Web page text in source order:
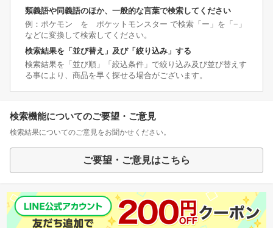
類義語や同義語のほか、一般的な言葉で検索してください
例：ポケモン を ポケットモンスター で検索「ー」を「−」
などに変換して検索してください。
検索結果を「並び替え」及び「絞り込み」する
検索結果を「並び順」「絞込条件」で絞り込み及び並び替えす
る事により、商品を早く探せる場合がございます。
検索機能についてのご要望・ご意見
検索結果についてのご意見をお聞かせください。
ご要望・ご意見はこちら